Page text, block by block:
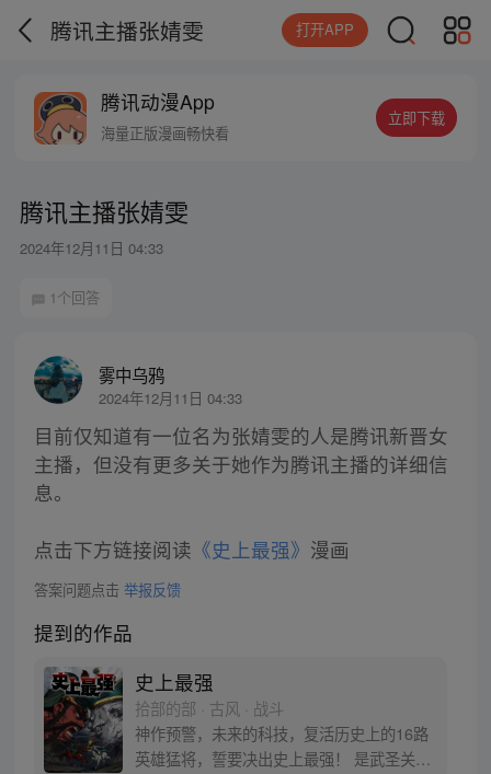
腾讯主播张婧雯 打开APP
腾讯动漫App
海量正版漫画畅快看
立即下载
腾讯主播张婧雯
2024年12月11日 04:33
1个回答
雾中乌鸦
2024年12月11日 04:33
目前仅知道有一位名为张婧雯的人是腾讯新晋女
主播，但没有更多关于她作为腾讯主播的详细信
息。
点击下方链接阅读 《史上最强》 漫画
答案问题点击 举报反馈
提到的作品
史上最强
拾部的部 · 古风 · 战斗
神作预警，未来的科技，复活历史上的16路
英雄猛将，誓要决出史上最强！ 是武圣关云